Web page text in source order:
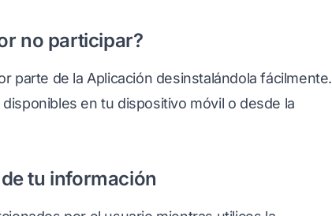
no participar?
parte de la Aplicación desinstalándola fácilmente.
en tu dispositivo móvil o desde la
tu información